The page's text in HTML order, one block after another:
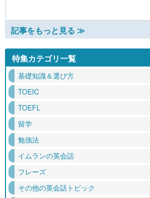
記事をもっと見る ≫
特集カテゴリ一覧
基礎知識＆選び方
TOEIC
TOEFL
留学
勉強法
イムランの英会話
フレーズ
その他の英会話トピック